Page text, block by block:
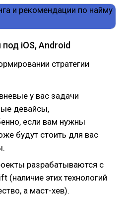
iOS, Android
стратегии
у вас задачи
девайсы,
если вам нужны
будут стоить для вас
разрабатываются с
(наличие этих технологий
а маст-хев).